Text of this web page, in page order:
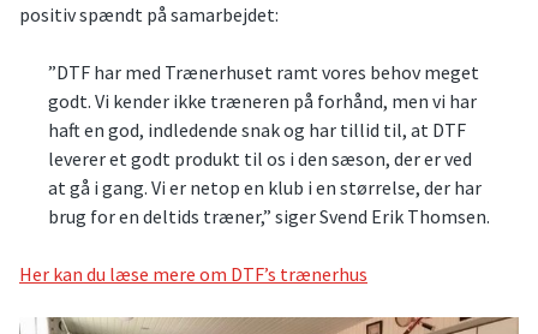
positiv spændt på samarbejdet:
”DTF har med Trænerhuset ramt vores behov meget
godt. Vi kender ikke træneren på forhånd, men vi har
haft en god, indledende snak og har tillid til, at DTF
leverer et godt produkt til os i den sæson, der er ved
at gå i gang. Vi er netop en klub i en størrelse, der har
brug for en deltids træner,” siger Svend Erik Thomsen.
Her kan du læse mere om DTF’s trænerhus